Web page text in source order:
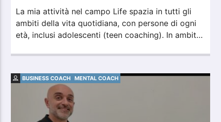
La mia attività nel campo Life spazia in tutti gli
ambiti della vita quotidiana, con persone di ogni
età, inclusi adolescenti (teen coaching). In ambito
d'azienda, riorganizzazione, e di formazione per
BUSINESS COACH MENTAL COACH